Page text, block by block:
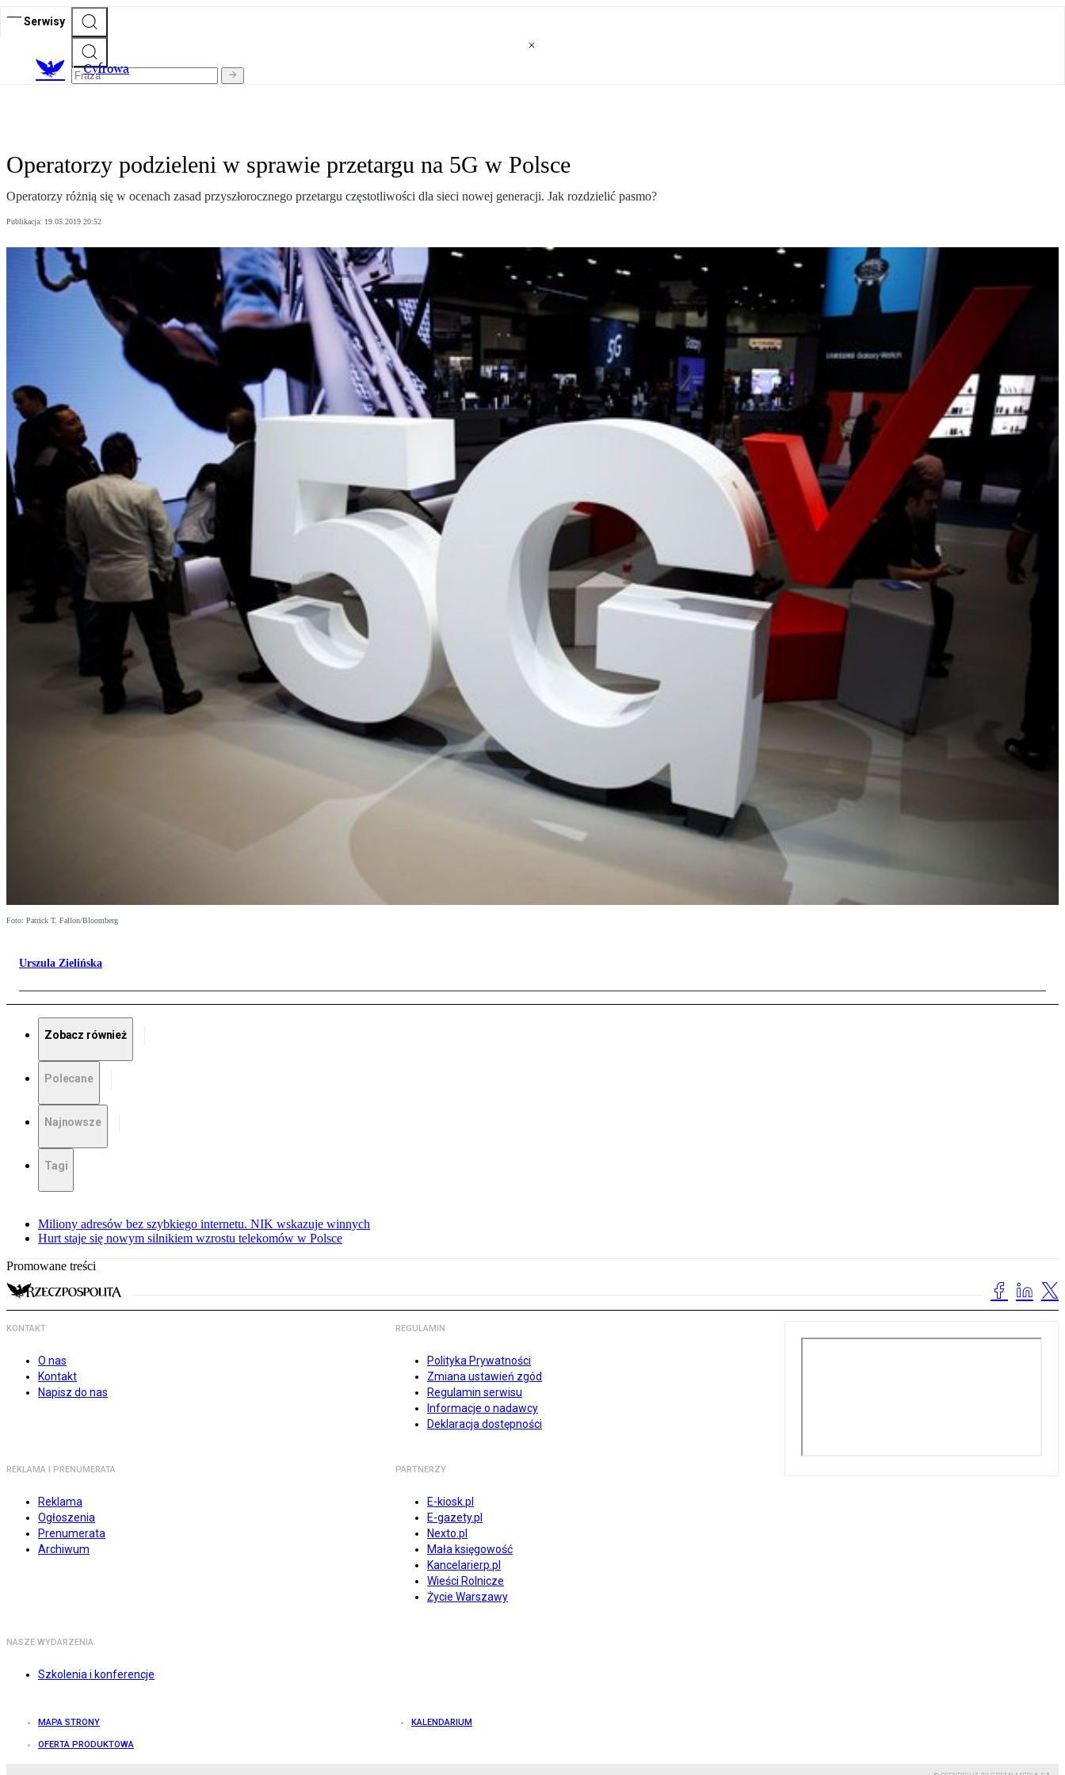
Serwisy
Cyfrowa
Operatorzy podzieleni w sprawie przetargu na 5G w Polsce
Operatorzy różnią się w ocenach zasad przyszłorocznego przetargu częstotliwości dla sieci nowej generacji. Jak rozdzielić pasmo?
Publikacja: 19.05.2019 20:52
Foto: Patrick T. Fallon/Bloomberg
Urszula Zielińska
Zobacz również
Polecane
Najnowsze
Tagi
Miliony adresów bez szybkiego internetu. NIK wskazuje winnych
Hurt staje się nowym silnikiem wzrostu telekomów w Polsce
Promowane treści
KONTAKT
O nas
Kontakt
Napisz do nas
REGULAMIN
Polityka Prywatności
Zmiana ustawień zgód
Regulamin serwisu
Informacje o nadawcy
Deklaracja dostępności
REKLAMA I PRENUMERATA
Reklama
Ogłoszenia
Prenumerata
Archiwum
PARTNERZY
E-kiosk.pl
E-gazety.pl
Nexto.pl
Mała księgowość
Kancelarierp.pl
Wieści Rolnicze
Życie Warszawy
NASZE WYDARZENIA
Szkolenia i konferencje
MAPA STRONY KALENDARIUM
OFERTA PRODUKTOWA